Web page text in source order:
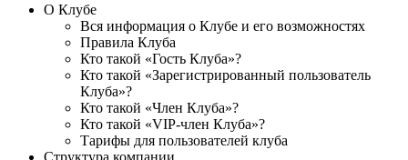
О Клубе
Вся информация о Клубе и его возможностях
Правила Клуба
Кто такой «Гость Клуба»?
Кто такой «Зарегистрированный пользователь
Клуба»?
Кто такой «Член Клуба»?
Кто такой «VIP-член Клуба»?
Тарифы для пользователей клуба
Структура компании